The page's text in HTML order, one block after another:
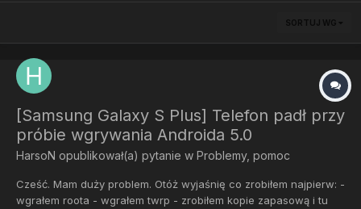
SORTUJ WG
[Samsung Galaxy S Plus] Telefon padł przy
próbie wgrywania Androida 5.0
HarsoN opublikował(a) pytanie w Problemy, pomoc
Cześć. Mam duży problem. Otóż wyjaśnię co zrobiłem najpierw: -
wgrałem roota - wgrałem twrp - zrobiłem kopie zapasową i tu